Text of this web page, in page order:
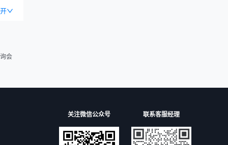
会
关注微信公众号 联系客服经理